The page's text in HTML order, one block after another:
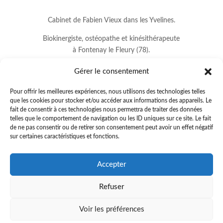
Gérer le consentement
Pour offrir les meilleures expériences, nous utilisons des technologies telles
que les cookies pour stocker et/ou accéder aux informations des appareils. Le
fait de consentir à ces technologies nous permettra de traiter des données
telles que le comportement de navigation ou les ID uniques sur ce site. Le fait
de ne pas consentir ou de retirer son consentement peut avoir un effet négatif
sur certaines caractéristiques et fonctions.
Accepter
Refuser
Voir les préférences
Cabinet de Fabien Vieux dans les Yvelines.
Biokinergiste, ostéopathe et kinésithérapeute
à Fontenay le Fleury (78).
78330 FONTENAY LE FLEURY
01.34.60.37.33